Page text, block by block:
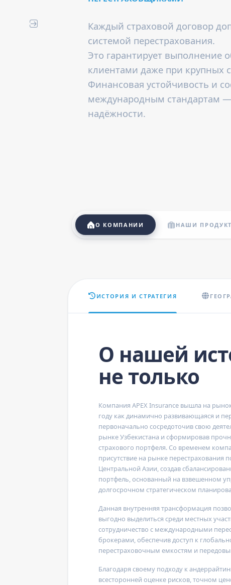
Каждый страховой договор
системой перестрахования.
Это гарантирует выполнение
клиентами даже при крупных
Финансовая устойчивость и
международным стандартам
надёжности.
О КОМПАНИИ НАШИ
ИСТОРИЯ И СТРАТЕГИЯ
О нашей
не только
КомпанияAPEX Insurance вышла на
году как динамично развивающаяся и
первоначально сосредоточив свою
рынке Узбекистана и сформировав
страхового портфеля. Со временем
присутствие на рынке перестрахования
Центральной Азии, создав
портфель, основанный на взвешенном
долгосрочном стратегическом
Данная внутренняя трансформация
выгодно выделиться среди местных
сотрудничество с международными
брокерами, обеспечив доступ к
перестраховочным емкостям и
Благодаря своему подходу к
всесторонней оценке рисков, точном